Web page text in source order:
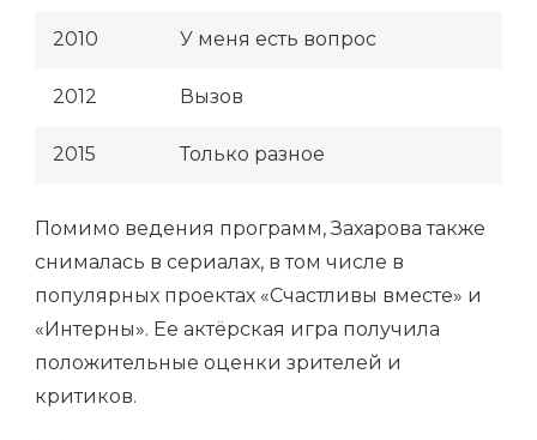
2010 У меня есть вопрос
2012 Вызов
2015 Только разное
Помимо ведения программ, Захарова также
снималась в сериалах, в том числе в
популярных проектах «Счастливы вместе» и
«Интерны». Ее актёрская игра получила
положительные оценки зрителей и
критиков.